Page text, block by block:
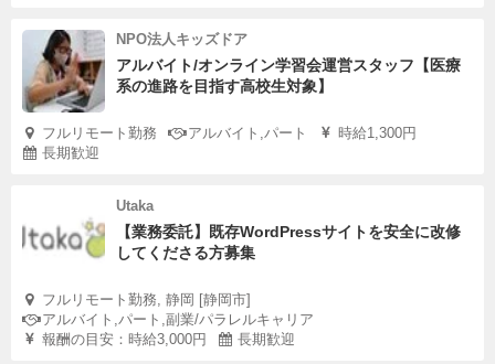
NPO法人キッズドア
アルバイト/オンライン学習会運営スタッフ【医療
系の進路を目指す高校生対象】
フルリモート勤務 アルバイト,パート
時給1,300円
長期歓迎
Utaka
【業務委託】既存WordPressサイトを安全に改修
してくださる方募集
フルリモート勤務, 静岡 [静岡市]
アルバイト,パート,副業/パラレルキャリア
報酬の目安：時給3,000円
長期歓迎